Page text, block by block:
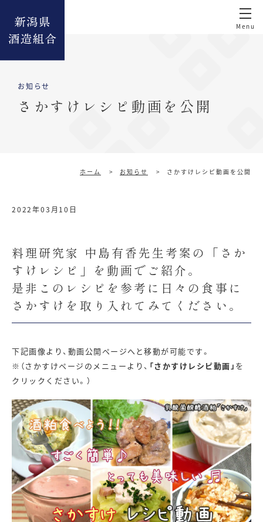
お知らせ
さかすけレシピ動画を公開
ホーム > お知らせ > さかすけレシピ動画を公開
2022年03月10日
料理研究家 中島有香先生考案の「さか
すけレシピ」を動画でご紹介。
是非このレシピを参考に日々の食事に
さかすけを取り入れてみてください。
下記画像より、動画公開ページへと移動が可能です。
※（さかすけページのメニューより、 「さかすけレシピ動画」 を
クリックください。）